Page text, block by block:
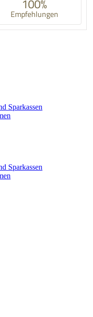
100%
Empfehlungen
Sparkassen
Sparkassen